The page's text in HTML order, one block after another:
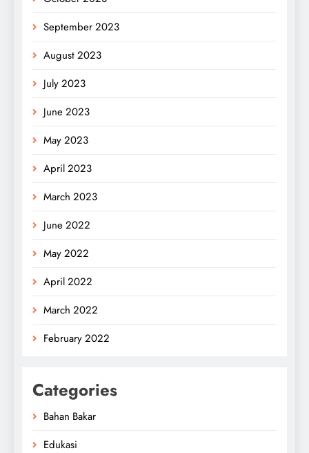
September 2023
August 2023
July 2023
June 2023
May 2023
April 2023
March 2023
June 2022
May 2022
April 2022
March 2022
February 2022
Categories
Bahan Bakar
Edukasi